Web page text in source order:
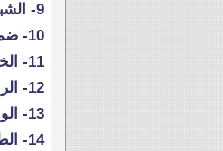
9- الشباب – 41 نقطة.
10- ضمك – 40 نقطة.
11- الخليج – 37 نقطة
12- الرائد – 35 نقطة.
13- الوحدة – 35 نقطة.
14- الطائي – 31 نقطة.